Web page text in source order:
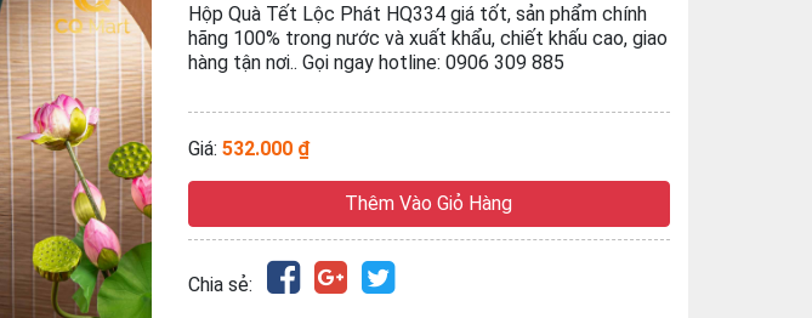
Hộp Quà Tết Lộc Phát HQ334 giá tốt, sản phẩm chính
hãng 100% trong nước và xuất khẩu, chiết khấu cao, giao
hàng tận nơi.. Gọi ngay hotline: 0906 309 885
Giá: 532.000 ₫
Thêm Vào Giỏ Hàng
Chia sẻ: